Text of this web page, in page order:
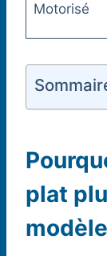
Motorisé
plat